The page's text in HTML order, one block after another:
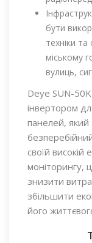
бути
техніки
міському
вулиць,
Deye SUN-
інвертором
панелей, який
своїй
моніторингу,
знизити
збільшити
його